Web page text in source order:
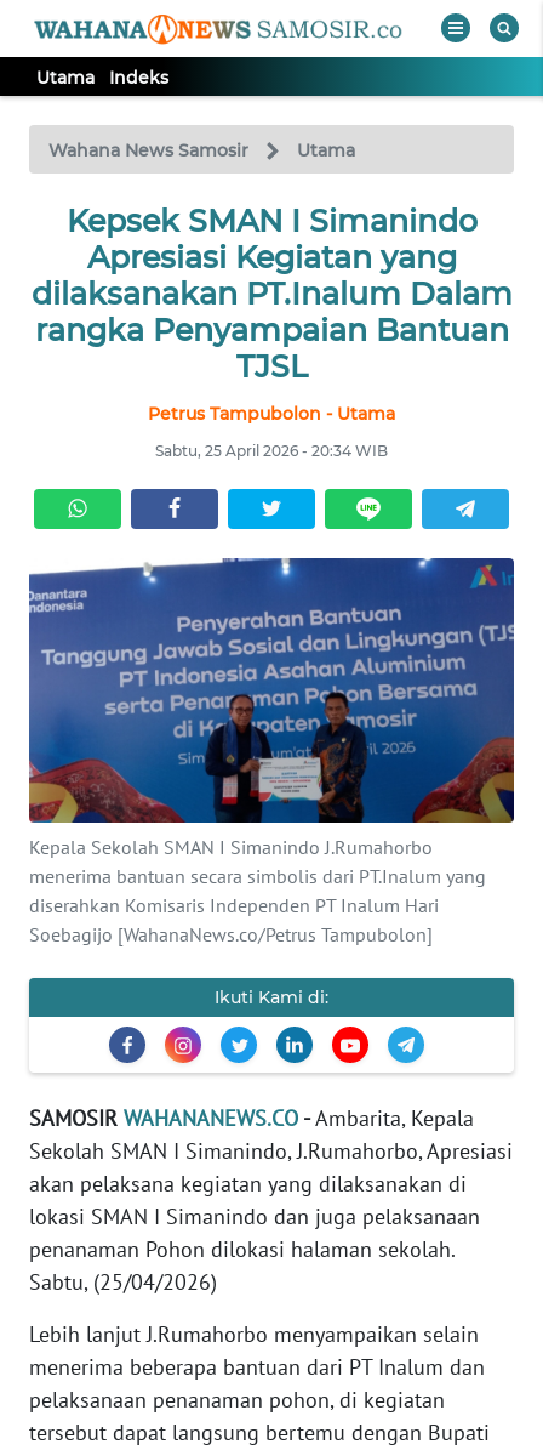
Utama Indeks
Wahana News Samosir Utama
Kepsek SMAN I Simanindo
Apresiasi Kegiatan yang
dilaksanakan PT.Inalum Dalam
rangka Penyampaian Bantuan
TJSL
Petrus Tampubolon - Utama
Sabtu, 25 April 2026 - 20:34 WIB
Kepala Sekolah SMAN I Simanindo J.Rumahorbo
menerima bantuan secara simbolis dari PT.Inalum yang
diserahkan Komisaris Independen PT Inalum Hari
Soebagijo [WahanaNews.co/Petrus Tampubolon]
Ikuti Kami di:
SAMOSIR WAHANANEWS.CO -Ambarita, Kepala
Sekolah SMAN I Simanindo, J.Rumahorbo, Apresiasi
akan pelaksana kegiatan yang dilaksanakan di
lokasi SMAN I Simanindo dan juga pelaksanaan
penanaman Pohon dilokasi halaman sekolah.
Sabtu, (25/04/2026)
Lebih lanjut J.Rumahorbo menyampaikan selain
menerima beberapa bantuan dari PT Inalum dan
pelaksanaan penanaman pohon, di kegiatan
tersebut dapat langsung bertemu dengan Bupati
TV
Tutup
UTAMA
Informasi
INDEKS
INFO
TENTANG
REDAKSI
KARIR
DISCLAIMER
News
WN
SUMUT
WN
JAKARTA
WN
WN
BANTEN